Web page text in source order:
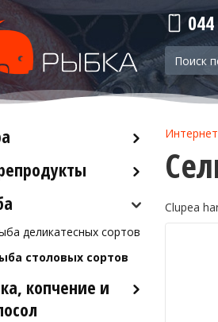
икра
/ Омары
деликатесных сортов
столовых сортов
копчение и
Clupea